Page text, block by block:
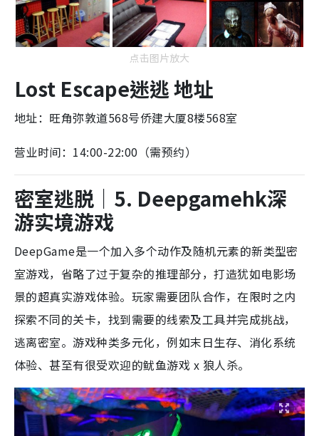
点击图片放大
Lost Escape迷逃 地址
地址：旺角弥敦道568号侨建大厦8楼568室
营业时间：14:00-22:00（需预约）
密室逃脱 ｜ 5. Deepgamehk深
游实境游戏
DeepGame是一个加入多个动作及随机元素的新类型密
室游戏，省略了过于复杂的推理部分，打造犹如电影场
景的超真实游戏体验。玩家需要团队合作，在限时之内
探索不同的关卡，找到需要的线索及工具并完成挑战，
逃离密室。游戏种类多元化，例如末日生存、消化系统
体验、甚至有很受欢迎的鱿鱼游戏 x 狼人杀。